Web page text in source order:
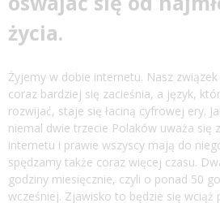
życia.
Żyjemy w dobie internetu. Nasz
coraz bardziej się zacieśnia, a język,
rozwijać, staje się łaciną cyfrowej ery.
niemal dwie trzecie Polaków uważa się
internetu i prawie wszyscy mają do
spędzamy także coraz więcej czasu.
godziny miesięcznie, czyli o ponad 50
wcześniej. Zjawisko to będzie się wciąż